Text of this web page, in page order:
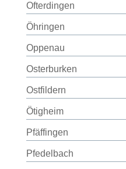
Ofterdingen
Öhringen
Oppenau
Osterburken
Ostfildern
Ötigheim
Pfäffingen
Pfedelbach